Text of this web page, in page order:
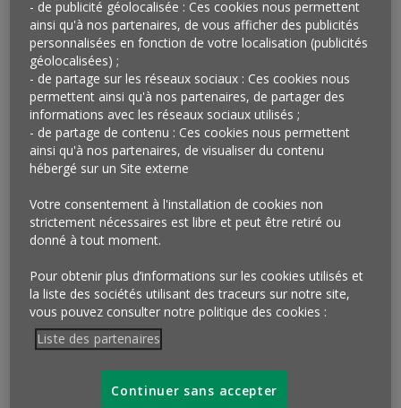
INNIT s’affiche sous la forme d’une notation sur 100
ou d’une mention « à éviter ». Plus le score est élevé,
plus le produit est adapté au profil du client. Carrefour
envisage d’étendre ce service à d’autres pays.
Qu’en penser ?
Face à une moindre confiance des consommateurs
envers les promesses des marques, les enseignes
tentent de s’installer dans un nouveaurôle vertueux
d’intermédiairesentre les marques et leurs clients
pour orienter ceux-ci vers ce qui correspond le mieux à
leurs attentes. Une position comparable à celle de
Nutri-score ou, mieux encore, de Yuka, dont le succès
vient confirmer une attente de conseils de la part de
consommateursperdus face à l’hyperchoix et à la
diversité des discours.
personnalisés, Carrefour propose à ses clients une
expérience inédite, proched’un coaching
- de publicité géolocalisée : Ces cookies nous permettent
ainsi qu'à nos partenaires, de vous afficher des publicités
personnalisées en fonction de votre localisation (publicités
géolocalisées) ;
- de partage sur les réseaux sociaux : Ces cookies nous
permettent ainsi qu'à nos partenaires, de partager des
informations avec les réseaux sociaux utilisés ;
- de partage de contenu : Ces cookies nous permettent
ainsi qu'à nos partenaires, de visualiser du contenu
hébergé sur un Site externe
Votre consentement à l'installation de cookies non
strictement nécessaires est libre et peut être retiré ou
donné à tout moment.
Pour obtenir plus d’informations sur les cookies utilisés et
la liste des sociétés utilisant des traceurs sur notre site,
vous pouvez consulter notre politique des cookies :
Liste des partenaires
Continuer sans accepter